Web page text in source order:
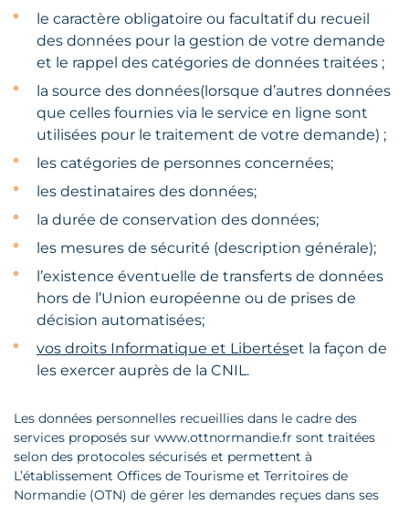
le caractère obligatoire ou facultatif du recueil
des données pour la gestion de votre demande
et le rappel des catégories de données traitées ;
la source des données(lorsque d’autres données
que celles fournies via le service en ligne sont
utilisées pour le traitement de votre demande) ;
les catégories de personnes concernées;
les destinataires des données;
la durée de conservation des données;
les mesures de sécurité (description générale);
l’existence éventuelle de transferts de données
hors de l’Union européenne ou de prises de
décision automatisées;
vos droits Informatique et Libertéset la façon de
les exercer auprès de la CNIL.
Les données personnelles recueillies dans le cadre des
services proposés sur www.ottnormandie.fr sont traitées
selon des protocoles sécurisés et permettent à
L’établissement Offices de Tourisme et Territoires de
Normandie (OTN) de gérer les demandes reçues dans ses